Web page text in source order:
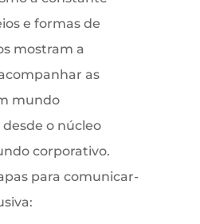
e formas de
mostram a
as
mundo
o núcleo
corporativo.
para comunicar-